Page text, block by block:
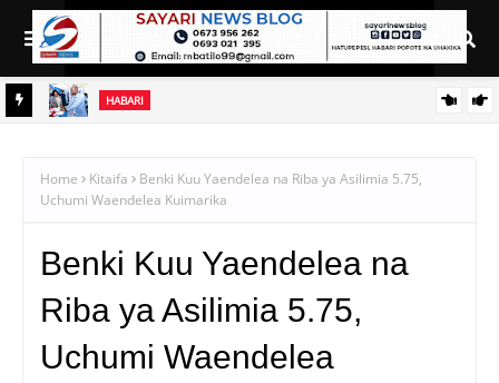
HABARI
Home Kitaifa
Benki Kuu Yaendelea na Riba ya Asilimia 5.75,
Uchumi Waendelea Kuimarika
Benki Kuu Yaendelea na
Riba ya Asilimia 5.75,
Uchumi Waendelea